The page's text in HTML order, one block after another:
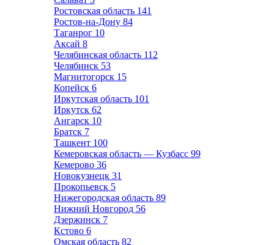
Ростовская область 141
Ростов-на-Дону 84
Таганрог 10
Аксай 8
Челябинская область 112
Челябинск 53
Магнитогорск 15
Копейск 6
Иркутская область 101
Иркутск 62
Ангарск 10
Братск 7
Ташкент 100
Кемеровская область — Кузбасс 99
Кемерово 36
Новокузнецк 31
Прокопьевск 5
Нижегородская область 89
Нижний Новгород 56
Дзержинск 7
Кстово 6
Омская область 82